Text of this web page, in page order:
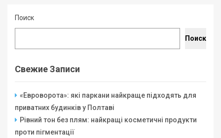
Поиск
Поиск
Свежие Записи
«Евроворота»: які паркани найкраще підходять для
приватних будинків у Полтаві
Рівний тон без плям: найкращі косметичні продукти
проти пігментації